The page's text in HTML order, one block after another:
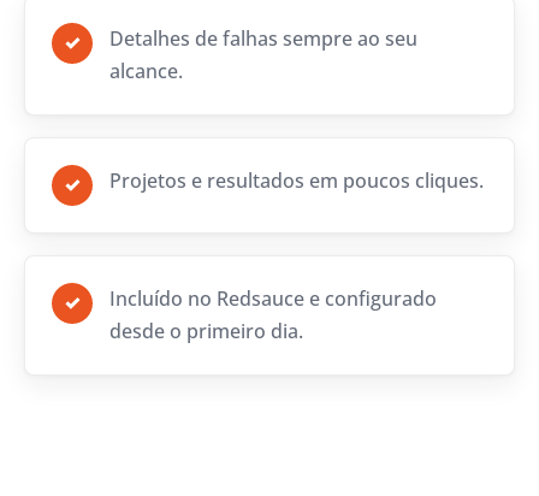
✓
Detalhes de falhas sempre ao seu
alcance.
✓ Projetos e resultados em poucos cliques.
✓
Incluído no Redsauce e configurado
desde o primeiro dia.